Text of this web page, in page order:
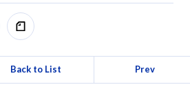
Back to List Prev